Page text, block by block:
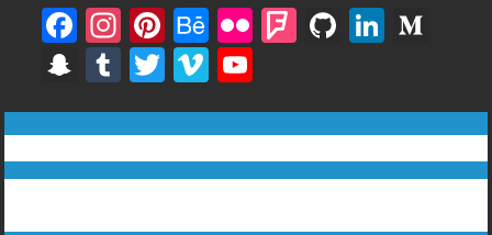
F
ac
e
b
o
In
st
a
gr
a
Pi
nt
er
e
st
B
e
h
a
n
Fli F
rs
q
Gi
u
b
Li
e
dI
u
m
S
n
a
p
T
u
m
bl
T
w
itt
er
Vi
m
e
o
o
u
T